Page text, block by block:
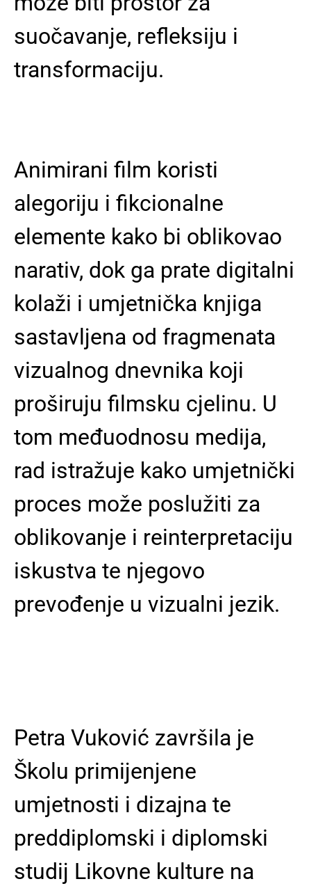
suočavanje, refleksiju i
transformaciju.
Animirani film koristi
alegoriju i fikcionalne
elemente kako bi oblikovao
narativ, dok ga prate digitalni
kolaži i umjetnička knjiga
sastavljena od fragmenata
vizualnog dnevnika koji
proširuju filmsku cjelinu. U
tom međuodnosu medija,
rad istražuje kako umjetnički
proces može poslužiti za
oblikovanje i reinterpretaciju
iskustva te njegovo
prevođenje u vizualni jezik.
Petra Vuković završila je
Školu primijenjene
umjetnosti i dizajna te
preddiplomski i diplomski
studij Likovne kulture na